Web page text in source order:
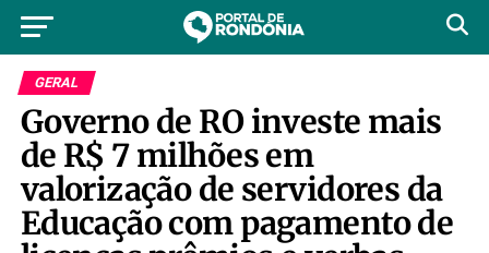
GERAL
Governo de RO investe mais
de R$ 7 milhões em
valorização de servidores da
Educação com pagamento de